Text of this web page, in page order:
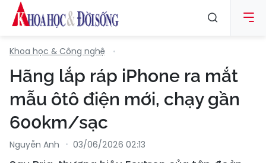
Khoa học & Công nghệ
Hãng lắp ráp iPhone ra mắt
mẫu ôtô điện mới, chạy gần
600km/sạc
Nguyễn Anh 03/06/2026 02:13